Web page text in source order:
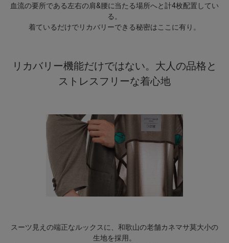
血流の要所である左右の肩&腰に当たる場所へと計4枚配置してい
る。
着ているだけでリカバリーできる秘密はここに有り。
リカバリー機能だけではない。大人の品格と
ストレスフリーな着心地
スーツ見えの端正なルックスに、和歌山の老舗カネマサ莫大小の
生地を採用。